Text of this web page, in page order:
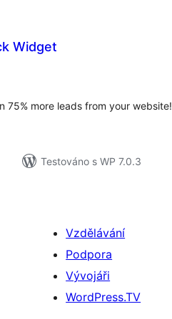
Widget
75% more leads from your website!
Testováno s WP 7.0.3
Vzdělávání
Podpora
Vývojáři
WordPress.TV